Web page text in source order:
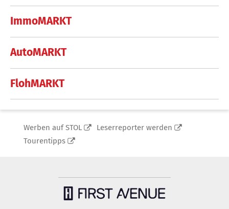
ImmoMARKT
AutoMARKT
FlohMARKT
Werben auf STOL
Leserreporter werden
Tourentipps